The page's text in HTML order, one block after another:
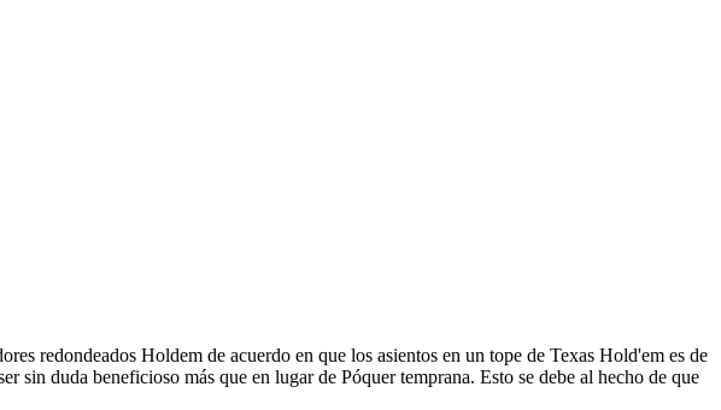
redondeados Holdem de acuerdo en que los asientos en un tope de Texas Hold'em es de
sin duda beneficioso más que en lugar de Póquer temprana. Esto se debe al hecho de que